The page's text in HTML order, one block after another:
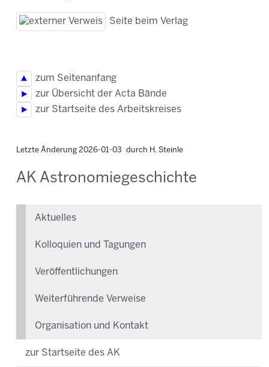
Seite beim Verlag
zum Seitenanfang
zur Übersicht der Acta Bände
zur Startseite des Arbeitskreises
Letzte Änderung 2026-01-03 durch H. Steinle
AK Astronomiegeschichte
Aktuelles
Kolloquien und Tagungen
Veröffentlichungen
Weiterführende Verweise
Organisation und Kontakt
zur Startseite des AK